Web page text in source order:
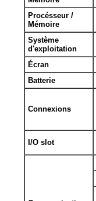
Procésseur /
Mémoire
Système
d'exploitation
Écran
Batterie
Connexions
I/O slot